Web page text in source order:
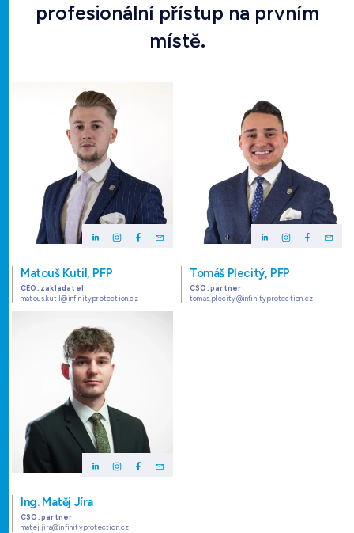
profesionální přístup na prvním
místě.
Matouš Kutil, PFP
CEO, zakladatel
matous.kutil@infinityprotection.cz
Tomáš Plecitý, PFP
CSO, partner
tomas.plecity@infinityprotection.cz
Ing. Matěj Jíra
CSO, partner
matej.jira@infinityprotection.cz